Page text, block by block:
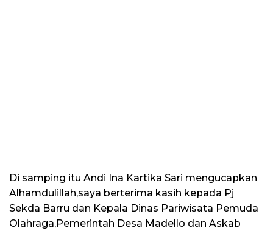
Di samping itu Andi Ina Kartika Sari mengucapkan
Alhamdulillah,saya berterima kasih kepada Pj
Sekda Barru dan Kepala Dinas Pariwisata Pemuda
Olahraga,Pemerintah Desa Madello dan Askab